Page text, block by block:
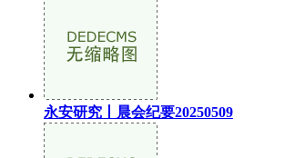
永安研究丨晨会纪要20250509